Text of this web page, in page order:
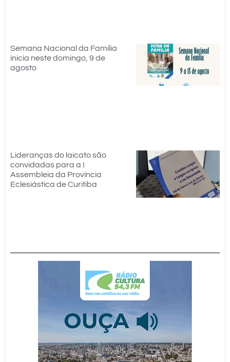
Semana Nacional da Família
inicia neste domingo, 9 de
agosto
Lideranças do laicato são
convidadas para a I
Assembleia da Província
Eclesiástica de Curitiba